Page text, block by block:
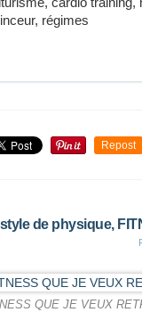
régimes
Repost
de physique,
QUE JE VEUX